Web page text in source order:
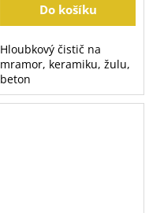
Do košíku
Hloubkový čistič na
mramor, keramiku, žulu,
beton